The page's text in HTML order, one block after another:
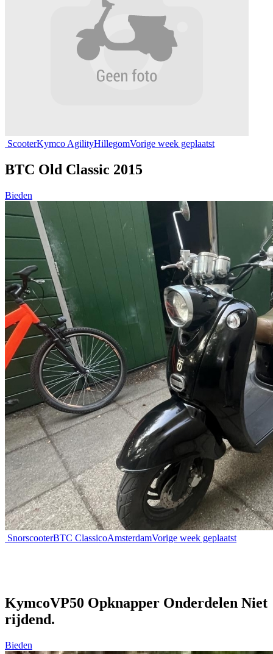
ScooterKymco AgilityHillegomVorige week geplaatst
BTC Old Classic 2015
Bieden
SnorscooterBTC ClassicoAmsterdamVorige week geplaatst
KymcoVP50 Opknapper Onderdelen Niet
rijdend.
Bieden